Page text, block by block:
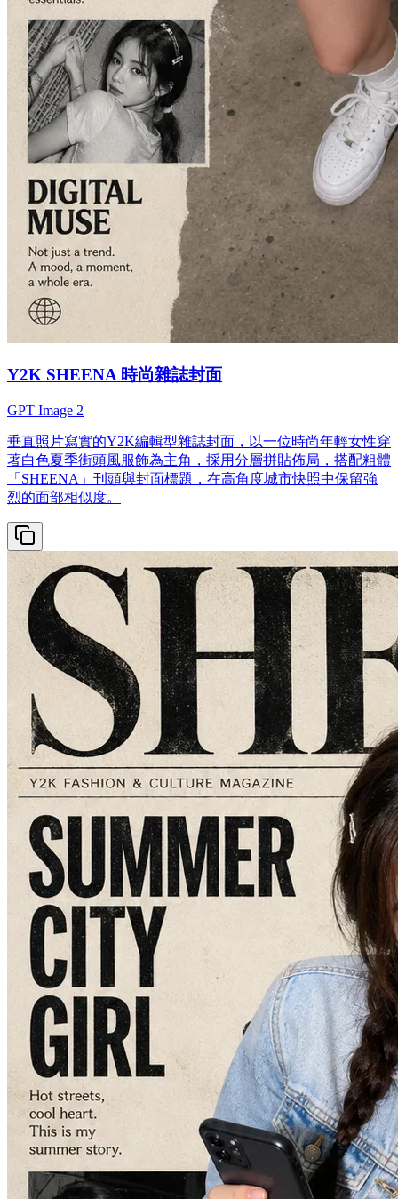
Y2K SHEENA 時尚雜誌封面
GPT Image 2
垂直照片寫實的Y2K編輯型雜誌封面，以一位時尚年輕女性穿
著白色夏季街頭風服飾為主角，採用分層拼貼佈局，搭配粗體
「SHEENA」刊頭與封面標題，在高角度城市快照中保留強
烈的面部相似度。